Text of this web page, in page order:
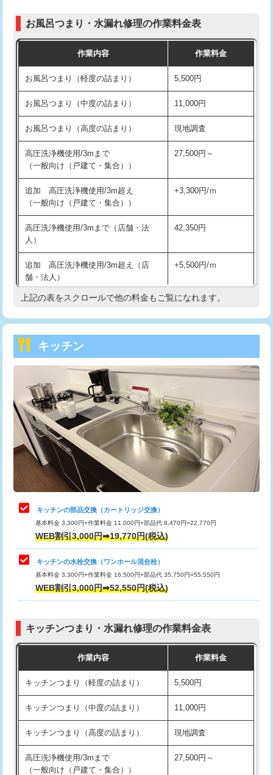
交換・取付（普通便座） 11,000円+材料費
交換・取付（温水洗浄便座） 16,500円+材料費
交換・取付(単水栓（壁付・デッキ
式）)
13,200円+材料費
交換・取付(混合水栓（壁付・デッキ
式・ワンホール）)
16,500円+材料費
交換・取付(排水栓・排水トラップ
（P/S/ポップアップ））
22,000円+材料費
交換・取付（その他部品） 11,000円+材料費
持込商品取付（単水栓） 13,200円
持込商品取付（混合水栓）
持込商品取付（浄水器・分岐水栓） 16,500円
持込商品取付（温水洗浄便座） 22,000円
持込商品取付（普通便座⇔温水洗浄便
22,000円
給水管工事※（ホール加工)
給水管工事※（バンド止め) 3,300円
給水管工事※（支持金具設置) 5,500円
給水管工事※（保温材使用（バンド止
め込み）)
5,500円
給水管工事※（土の掘削・埋め戻し作
11,000円
給水管工事※（塩ビ管（VP・HI）使
用/3ｍまで)
給水管工事※（塩ビ管（VP・HI）使
用（追加）/3ｍ超え)
給水管工事※（ライニング鋼管・銅
管・ポリ管・HT管使用/3ｍまで)
44,000円
管・ポリ管・HT管使用/3ｍ超え)
排水管工事（土の掘削・埋め戻し作
11,000円~
排水管工事（排水管工事/3ｍまで） 55,000円
排水管工事（追加 排水管工事/3ｍ超
+11,000円
マス交換（土の掘削・埋め戻し作業）
お風呂つまり・水漏れ修理の作業料金表
作業内容 作業料金
お風呂つまり（軽度の詰まり） 5,500円
お風呂つまり（中度の詰まり） 11,000円
お風呂つまり（高度の詰まり） 現地調査
高圧洗浄機使用/3mまで
（一般向け（戸建て・集合））
27,500円～
追加 高圧洗浄機使用/3m超え
（一般向け（戸建て・集合））
+3,300円/ｍ
高圧洗浄機使用/3mまで（店舗・法
人）
42,350円
追加 高圧洗浄機使用/3m超え（店
舗・法人）
+5,500円/ｍ
高度高圧洗浄換 現地調査
トーラー機使用/3mまで
追加トーラー機使用/3m超え +3,300円
カメラ調査 33,000円
桝清掃 8,800円
止水・漏水調査・防水処理・清掃・修
理・調整・分解・加工など（軽作業）
11,000円
止水・漏水調査・防水処理・清掃・修
理・調整・分解・加工など（中作業）
22,000円
止水・漏水調査・防水処理・清掃・修
理・調整・分解・加工など（重作業）
33,000円
お風呂タンク脱着
その他部品の脱着
式・ワンホール）)
交換・取付(排水栓・排水トラップ
22,000円+材料費
上記の表をスクロールで他の料金もご覧になれます。
キッチン
キッチンの部品交換（カートリッジ交換）
基本料金 3,300円+作業料金 11,000円+部品代 8,470円=22,770円
WEB割引3,000円➡19,770円(税込)
キッチンの水栓交換（ワンホール混合栓）
基本料金 3,300円+作業料金 16,500円+部品代 35,750円=55,550円
WEB割引3,000円➡52,550円(税込)
キッチンつまり・水漏れ修理の作業料金表
作業内容 作業料金
キッチンつまり（軽度の詰まり） 5,500円
キッチンつまり（中度の詰まり） 11,000円
キッチンつまり（高度の詰まり） 現地調査
高圧洗浄機使用/3mまで
（一般向け（戸建て・集合））
27,500円～